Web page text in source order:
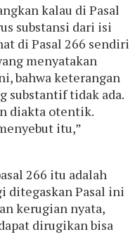
kalau di Pasal
substansi dari isi
di Pasal 266 sendiri
menyatakan
bahwa keterangan
substantif tidak ada.
diakta otentik.
itu,”
266 itu adalah
ditegaskan Pasal ini
kerugian nyata,
dirugikan bisa